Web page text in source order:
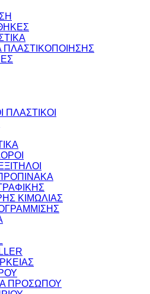
ΠΛΑΣΤΙΚΟΠΟΙΗΣΗΣ
ΠΛΑΣΤΙΚΟΙ
ΚΙΜΩΛΙΑΣ
ΠΡΟΣΩΠΟΥ